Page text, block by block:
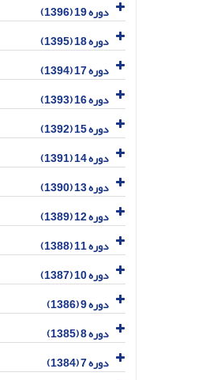
دوره 19 (1396)
دوره 18 (1395)
دوره 17 (1394)
دوره 16 (1393)
دوره 15 (1392)
دوره 14 (1391)
دوره 13 (1390)
دوره 12 (1389)
دوره 11 (1388)
دوره 10 (1387)
دوره 9 (1386)
دوره 8 (1385)
دوره 7 (1384)